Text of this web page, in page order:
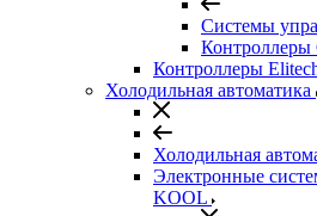
Системы
Контроллеры
Контроллеры
Холодильная автоматика
Холодильная
Электронные
KOOL